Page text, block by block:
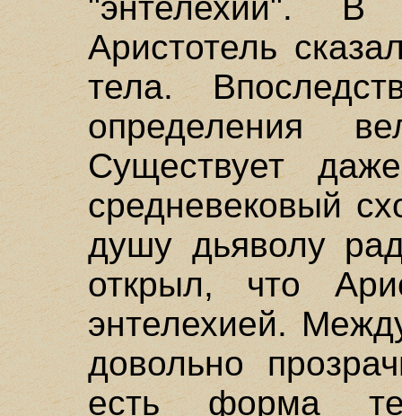
Аристотель
тела.
определения
Существует
средневековый
душу дьяволу
открыл, что
энтелехией.
довольно
есть форма